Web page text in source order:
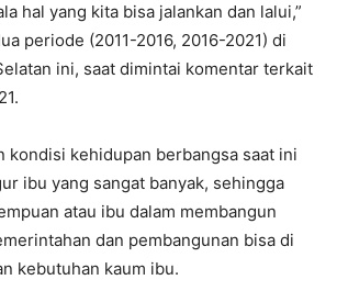
hal yang kita bisa jalankan dan lalui,”
periode (2011-2016, 2016-2021) di
ini, saat dimintai komentar terkait
kondisi kehidupan berbangsa saat ini
ibu yang sangat banyak, sehingga
atau ibu dalam membangun
dan pembangunan bisa di
kebutuhan kaum ibu.